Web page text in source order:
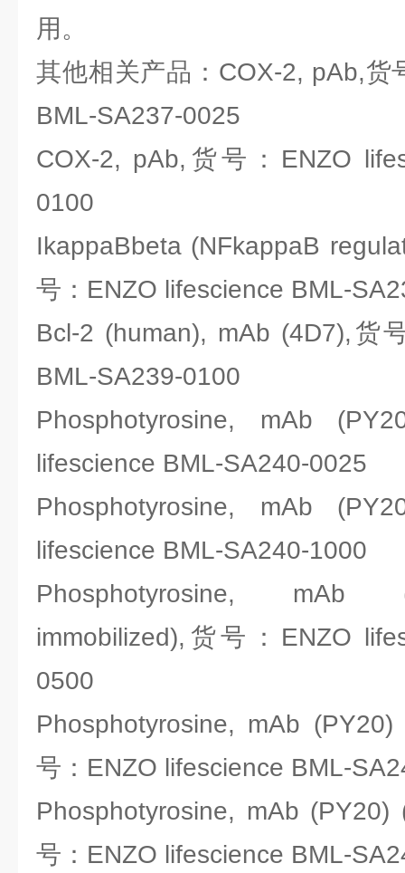
用。
其他相关产品：COX-2, pAb,货
BML-SA237-0025
COX-2, pAb,货号：ENZO
0100
IkappaBbeta (NFkappaB
号：ENZO lifescience BML-
Bcl-2 (human), mAb (4D7),货
BML-SA239-0100
Phosphotyrosine, mAb
lifescience BML-SA240-0025
Phosphotyrosine, mAb
lifescience BML-SA240-1000
Phosphotyrosine, mAb
immobilized),货号：ENZO
0500
Phosphotyrosine, mAb
号：ENZO lifescience BML-
Phosphotyrosine, mAb
号：ENZO lifescience BML-